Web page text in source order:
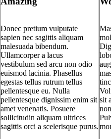
Donec pretium vulputate
sapien nec sagittis aliquam
malesuada bibendum.
Ullamcorper a lacus
vestibulum sed arcu non odio
euismod lacinia. Phasellus
egestas tellus rutrum tellus
pellentesque eu. Nulla
pellentesque dignissim enim sit
amet venenatis. Posuere
sollicitudin aliquam ultrices
sagittis orci a scelerisque purus.
sit